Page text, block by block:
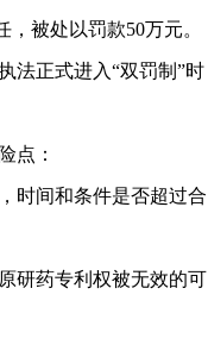
被处以罚款50万元。
法正式进入“双罚制”时
点：
时间和条件是否超过合
研药专利权被无效的可